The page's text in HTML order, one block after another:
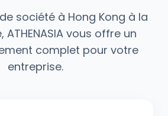
société à Hong Kong à la
vous offre un
complet pour votre
entreprise.